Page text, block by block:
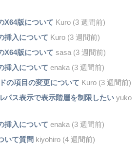
X64版について Kuro (3 週間前)
挿入について Kuro (3 週間前)
X64版について sasa (3 週間前)
挿入について enaka (3 週間前)
の項目の変更について Kuro (3 週間前)
パス表示で表示階層を制限したいyuko
挿入について enaka (3 週間前)
いて質問 kiyohiro (4 週間前)